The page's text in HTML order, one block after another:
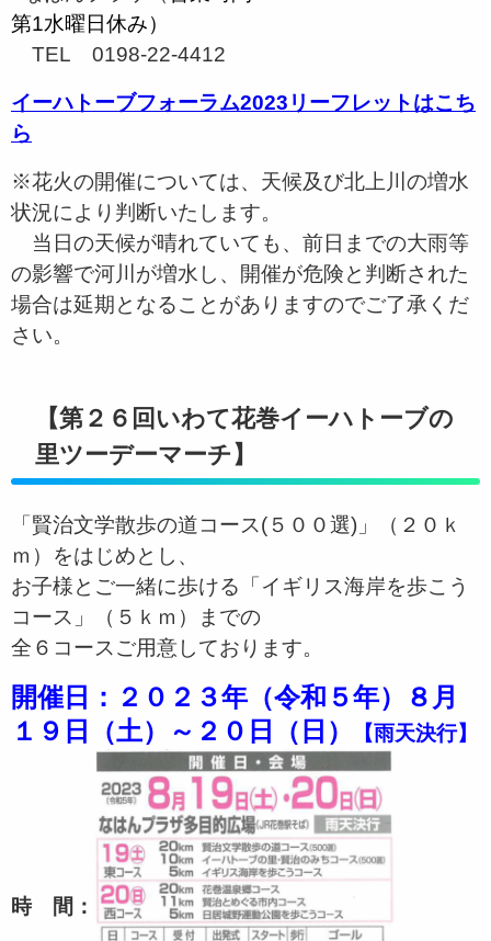
第1水曜日休み）
TEL 0198-22-4412
イーハトーブフォーラム2023リーフレットはこち
ら
※花火の開催については、天候及び北上川の増水
状況により判断いたします。
当日の天候が晴れていても、前日までの大雨等
の影響で河川が増水し、開催が危険と判断された
場合は延期となることがありますのでご了承くだ
さい。
【第２６回いわて花巻イーハトーブの
里ツーデーマーチ】
「賢治文学散歩の道コース(５００選)」（２０ｋ
ｍ）をはじめとし、
お子様とご一緒に歩ける「イギリス海岸を歩こう
コース」（５ｋｍ）までの
全６コースご用意しております。
開催日：２０２３年（令和５年）８月
１９日（土）～２０日（日）
【雨天決行】
時 間：